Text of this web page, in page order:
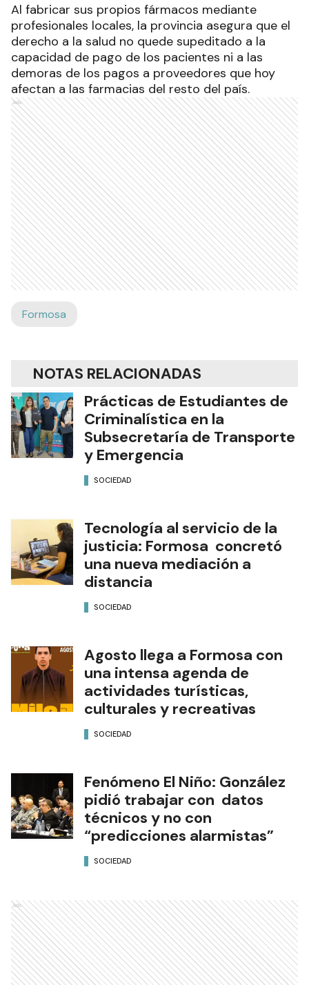
Al fabricar sus propios fármacos mediante
profesionales locales, la provincia asegura que el
derecho a la salud no quede supeditado a la
capacidad de pago de los pacientes ni a las
demoras de los pagos a proveedores que hoy
afectan a las farmacias del resto del país.
Ads
Formosa
NOTAS RELACIONADAS
Prácticas de Estudiantes de
Criminalística en la
Subsecretaría de Transporte
y Emergencia
SOCIEDAD
Tecnología al servicio de la
justicia: Formosa concretó
una nueva mediación a
distancia
SOCIEDAD
Agosto llega a Formosa con
una intensa agenda de
actividades turísticas,
culturales y recreativas
SOCIEDAD
Fenómeno El Niño: González
pidió trabajar con datos
técnicos y no con
“predicciones alarmistas”
SOCIEDAD
Ads